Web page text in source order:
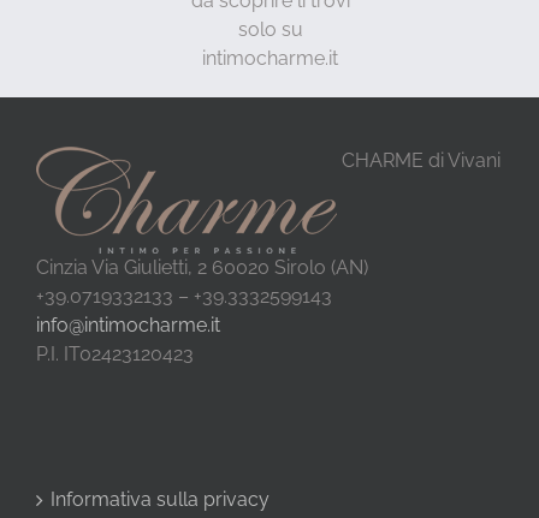
solo su
intimocharme.it
CHARME di Vivani
Cinzia Via Giulietti, 2 60020 Sirolo (AN)
+39.0719332133 – +39.3332599143
info@intimocharme.it
P.I. IT02423120423
Informativa sulla privacy